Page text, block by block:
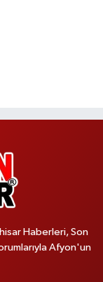
Haberleri, Son
Afyon'un